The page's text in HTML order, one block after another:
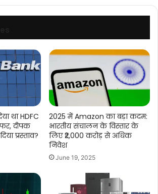
था HDFC
दीपक
प्रस्ताव?
2025 में Amazon का बड़ा कदम:
भारतीय संचालन के विस्तार के
लिए ₹2,000 करोड़ से अधिक
निवेश
June 19, 2025